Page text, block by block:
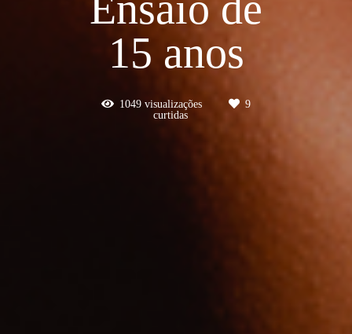
15 anos
1049 visualizações
9
curtidas